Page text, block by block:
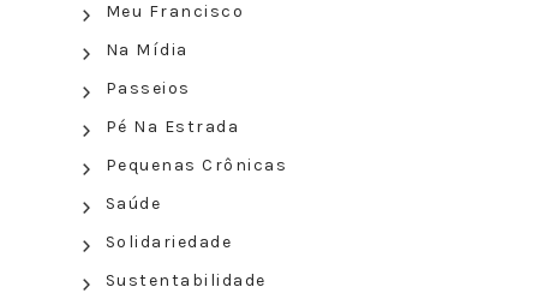
Meu Francisco
Na Mídia
Passeios
Pé Na Estrada
Pequenas Crônicas
Saúde
Solidariedade
Sustentabilidade